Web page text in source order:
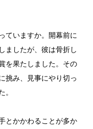
ていますか。開幕前に
ましたが、彼は骨折し
を果たしました。その
挑み、見事にやり切っ
とかかわることが多か